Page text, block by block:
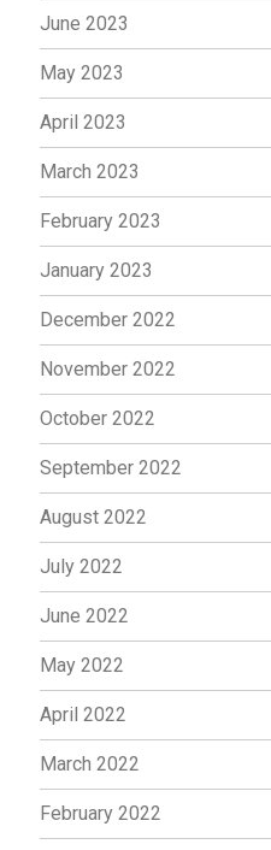
June 2023
May 2023
April 2023
March 2023
February 2023
January 2023
December 2022
November 2022
October 2022
September 2022
August 2022
July 2022
June 2022
May 2022
April 2022
March 2022
February 2022